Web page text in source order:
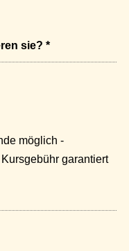
sie? *
möglich -
garantiert